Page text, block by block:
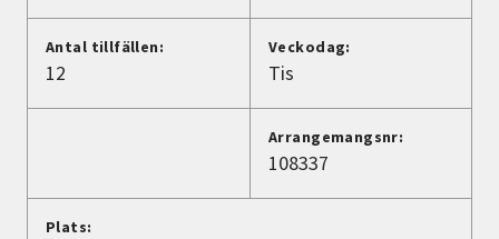
Lyssna
Antal tillfällen:
12
Veckodag:
Tis
Arrangemangsnr:
108337
Plats: